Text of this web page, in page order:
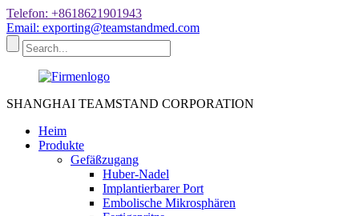
Telefon: +8618621901943
Email: exporting@teamstandmed.com
SHANGHAI TEAMSTAND CORPORATION
Heim
Produkte
Gefäßzugang
Huber-Nadel
Implantierbarer Port
Embolische Mikrosphären